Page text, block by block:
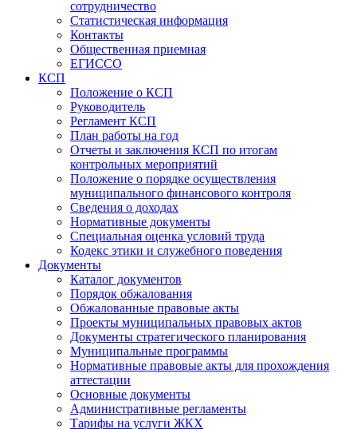
сотрудничество
Статистическая информация
Контакты
Общественная приемная
ЕГИССО
КСП
Положение о КСП
Руководитель
Регламент КСП
План работы на год
Отчеты и заключения КСП по итогам
контрольных мероприятий
Положение о порядке осуществления
муниципального финансового контроля
Сведения о доходах
Нормативные документы
Специальная оценка условий труда
Кодекс этики и служебного поведения
Документы
Каталог документов
Порядок обжалования
Обжалованные правовые акты
Проекты муниципальных правовых актов
Документы стратегического планирования
Муниципальные программы
Нормативные правовые акты для прохождения
аттестации
Основные документы
Административные регламенты
Тарифы на услуги ЖКХ